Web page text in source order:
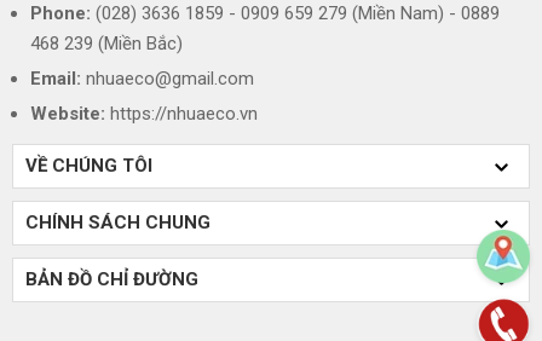
Phone: (028) 3636 1859 - 0909 659 279 (Miền Nam) - 0889
468 239 (Miền Bắc)
Email: nhuaeco@gmail.com
Website: https://nhuaeco.vn
VỀ CHÚNG TÔI
CHÍNH SÁCH CHUNG
BẢN ĐỒ CHỈ ĐƯỜNG